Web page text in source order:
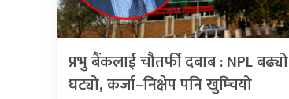
प्रभु बैंकलाई चौतर्फी दबाब : NPL
घट्यो, कर्जा–निक्षेप पनि खुम्चियो